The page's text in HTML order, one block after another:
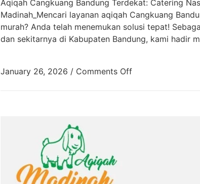
Aqiqah Cangkuang Bandung Terdekat: Catering
Madinah_Mencari layanan aqiqah Cangkuang
murah? Anda telah menemukan solusi tepat!
dan sekitarnya di Kabupaten Bandung, kami hadir
January 26, 2026 / Comments Off